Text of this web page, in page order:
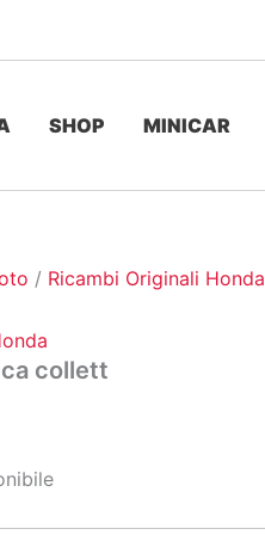
SHOP MINICAR
/ Ricambi Originali Honda
collett